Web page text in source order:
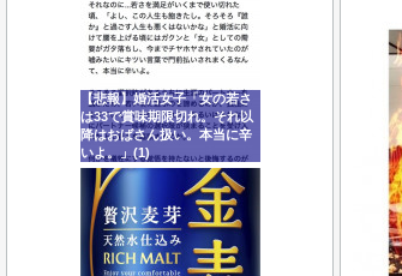
【悲報】婚活女子「女の若さ
は33で賞味期限切れ。それ以
降はおばさん扱い。本当に辛
いよ。」(1)